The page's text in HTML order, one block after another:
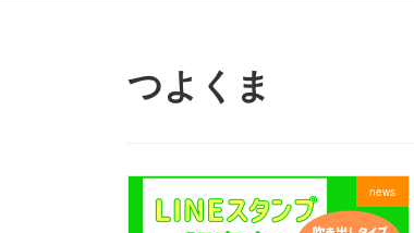
つよくま
news